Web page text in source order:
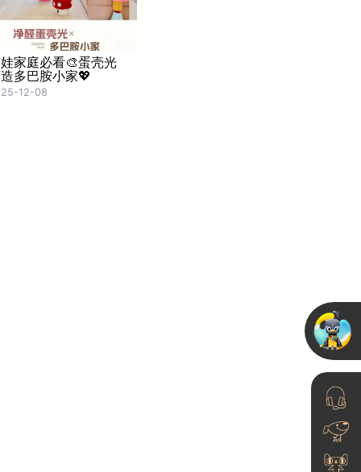
家庭必看🎨蛋壳光
多巴胺小家💖
12-08